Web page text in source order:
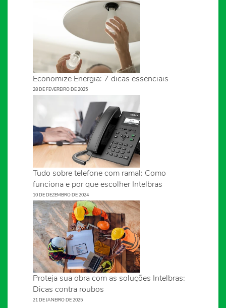
Economize Energia: 7 dicas essenciais
28 DE FEVEREIRO DE 2025
Tudo sobre telefone com ramal: Como
funciona e por que escolher Intelbras
10 DE DEZEMBRO DE 2024
Proteja sua obra com as soluções Intelbras:
Dicas contra roubos
21 DE JANEIRO DE 2025